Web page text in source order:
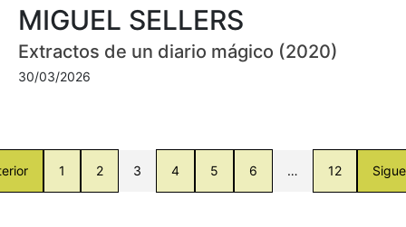
MIGUEL SELLERS
Extractos de un diario mágico (2020)
30/03/2026
1 2 3 4 5 6 … 12